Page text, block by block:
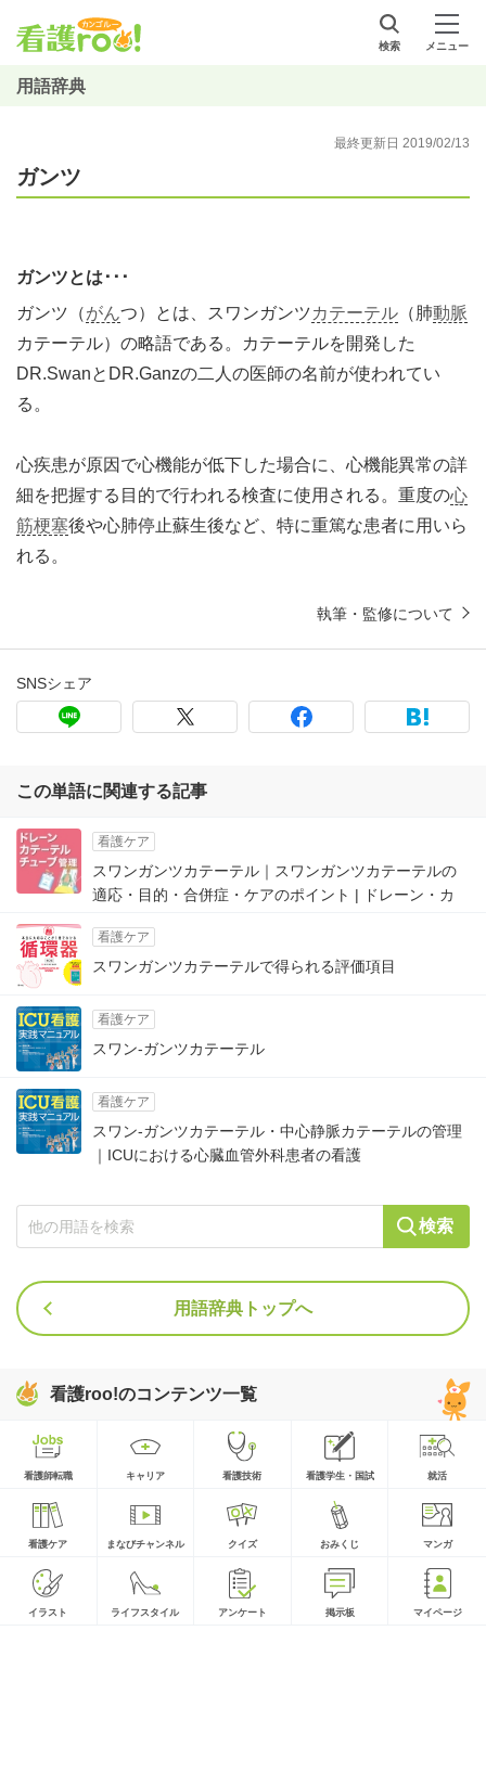
検索 メニュー
用語辞典
最終更新日 2019/02/13
ガンツ
ガンツとは･･･
ガンツ（がんつ）とは、スワンガンツカテーテル （肺動脈
カテーテル）の略語である。カテーテルを開発した
DR.SwanとDR.Ganzの二人の医師の名前が使われてい
る。
心疾患が原因で心機能が低下した場合に、心機能異常の詳
細を把握する目的で行われる検査に使用される。重度の心
筋梗塞後や心肺停止蘇生後など、特に重篤な患者に用いら
れる。
執筆・監修について
SNSシェア
この単語に関連する記事
看護ケア
スワンガンツカテーテル｜スワンガンツカテーテルの
適応・目的・合併症・ケアのポイント | ドレーン・カ
看護ケア
スワンガンツカテーテルで得られる評価項目
看護ケア
スワン-ガンツカテーテル
看護ケア
スワン-ガンツカテーテル・中心静脈カテーテルの管理
｜ICUにおける心臓血管外科患者の看護
検索
用語辞典トップへ
看護roo!のコンテンツ一覧
看護師転職 キャリア 看護技術 看護学生・国試 就活
看護ケア まなびチャンネル クイズ おみくじ マンガ
イラスト ライフスタイル アンケート 掲示板 マイページ